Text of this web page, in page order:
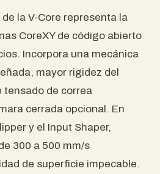
la V-Core representa la
CoreXY de código abierto
Incorpora una mecánica
mayor rigidez del
tensado de correa
cerrada opcional. En
y el Input Shaper,
300 a 500 mm/s
de superficie impecable.